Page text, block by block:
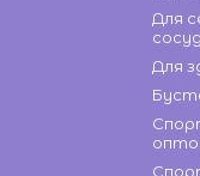
Для
Для